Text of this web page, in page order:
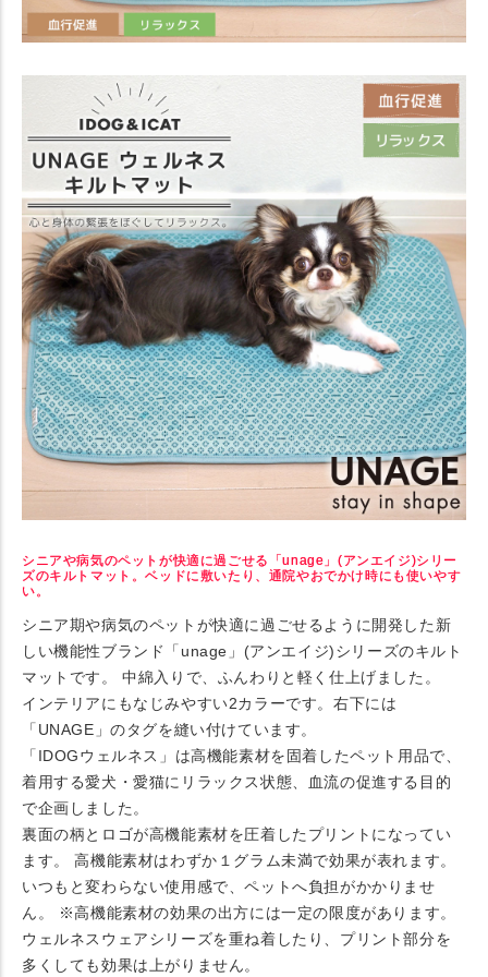
シニアや病気のペットが快適に過ごせる「unage」(アンエイジ)シリー
ズのキルトマット。ベッドに敷いたり、通院やおでかけ時にも使いやす
い。
シニア期や病気のペットが快適に過ごせるように開発した新
しい機能性ブランド「unage」(アンエイジ)シリーズのキルト
マットです。 中綿入りで、ふんわりと軽く仕上げました。
インテリアにもなじみやすい2カラーです。右下には
「UNAGE」のタグを縫い付けています。
「IDOGウェルネス」は高機能素材を固着したペット用品で、
着用する愛犬・愛猫にリラックス状態、血流の促進する目的
で企画しました。
裏面の柄とロゴが高機能素材を圧着したプリントになってい
ます。 高機能素材はわずか１グラム未満で効果が表れます。
いつもと変わらない使用感で、ペットへ負担がかかりませ
ん。 ※高機能素材の効果の出方には一定の限度があります。
ウェルネスウェアシリーズを重ね着したり、プリント部分を
多くしても効果は上がりません。